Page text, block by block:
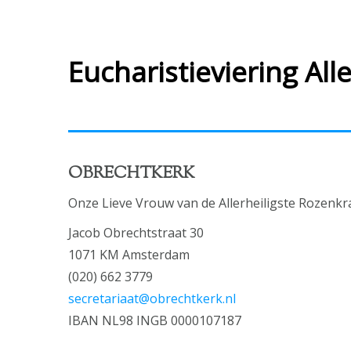
Eucharistieviering
OBRECHTKERK
Onze Lieve Vrouw van de Allerheiligste
Jacob Obrechtstraat 30
1071 KM Amsterdam
(020) 662 3779
secretariaat@obrechtkerk.nl
IBAN NL98 INGB 0000107187